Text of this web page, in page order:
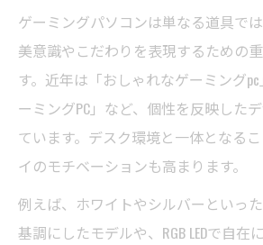
ゲーミングパソコンは単なる道具で
美意識やこだわりを表現するための
す。近年は「おしゃれなゲーミング
ーミングPC」など、個性を反映した
ています。デスク環境と一体となる
イのモチベーションも高まります。
例えば、ホワイトやシルバーといっ
基調にしたモデルや、RGB LEDで自在